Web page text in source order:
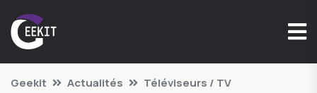
Geekit Actualités
Téléviseurs / TV